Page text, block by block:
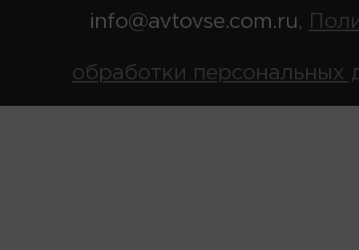
info@avtovse.com.ru,
обработки персональных